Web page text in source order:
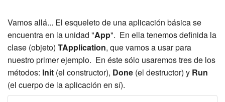
Vamos allá... El esqueleto de una aplicación básica se
encuentra en la unidad "App". En ella tenemos definida la
clase (objeto) TApplication, que vamos a usar para
nuestro primer ejemplo. En éste sólo usaremos tres de los
métodos: Init (el constructor), Done (el destructor) y Run
(el cuerpo de la aplicación en sí).